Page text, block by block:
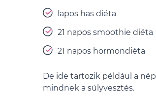
lapos has diéta
21 napos smoothie diéta
21 napos hormondiéta
De ide tartozik például a
mindnek a súlyvesztés.